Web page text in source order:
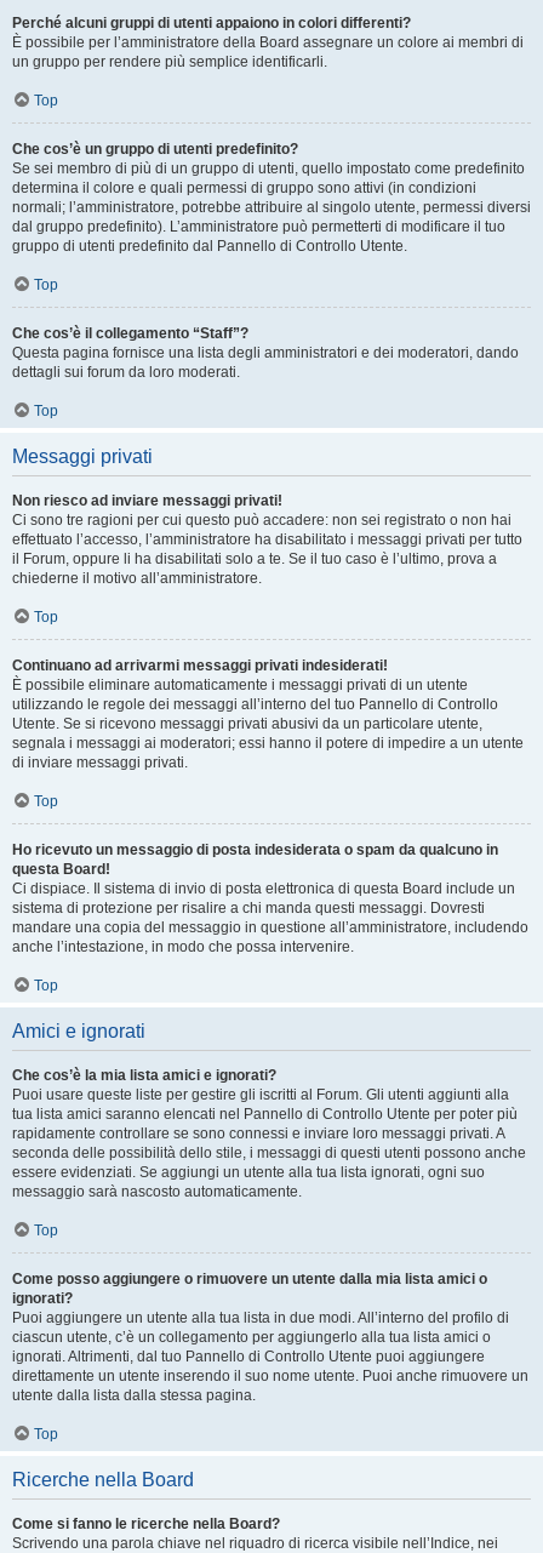
Perché alcuni gruppi di utenti appaiono in colori differenti?
È possibile per l’amministratore della Board assegnare un colore ai membri di
un gruppo per rendere più semplice identificarli.
Top
Che cos’è un gruppo di utenti predefinito?
Se sei membro di più di un gruppo di utenti, quello impostato come predefinito
determina il colore e quali permessi di gruppo sono attivi (in condizioni
normali; l’amministratore, potrebbe attribuire al singolo utente, permessi diversi
dal gruppo predefinito). L’amministratore può permetterti di modificare il tuo
gruppo di utenti predefinito dal Pannello di Controllo Utente.
Top
Che cos’è il collegamento “Staff”?
Questa pagina fornisce una lista degli amministratori e dei moderatori, dando
dettagli sui forum da loro moderati.
Top
Messaggi privati
Non riesco ad inviare messaggi privati!
Ci sono tre ragioni per cui questo può accadere: non sei registrato o non hai
effettuato l’accesso, l’amministratore ha disabilitato i messaggi privati per tutto
il Forum, oppure li ha disabilitati solo a te. Se il tuo caso è l’ultimo, prova a
chiederne il motivo all’amministratore.
Top
Continuano ad arrivarmi messaggi privati indesiderati!
È possibile eliminare automaticamente i messaggi privati ​​di un utente
utilizzando le regole dei messaggi all’interno del tuo Pannello di Controllo
Utente. Se si ricevono messaggi privati ​​abusivi da un particolare utente,
segnala i messaggi ai moderatori; essi hanno il potere di impedire a un utente
di inviare messaggi privati​​.
Top
Ho ricevuto un messaggio di posta indesiderata o spam da qualcuno in
questa Board!
Ci dispiace. Il sistema di invio di posta elettronica di questa Board include un
sistema di protezione per risalire a chi manda questi messaggi. Dovresti
mandare una copia del messaggio in questione all’amministratore, includendo
anche l’intestazione, in modo che possa intervenire.
Top
Amici e ignorati
Che cos’è la mia lista amici e ignorati?
Puoi usare queste liste per gestire gli iscritti al Forum. Gli utenti aggiunti alla
tua lista amici saranno elencati nel Pannello di Controllo Utente per poter più
rapidamente controllare se sono connessi e inviare loro messaggi privati. A
seconda delle possibilità dello stile, i messaggi di questi utenti possono anche
essere evidenziati. Se aggiungi un utente alla tua lista ignorati, ogni suo
messaggio sarà nascosto automaticamente.
Top
Come posso aggiungere o rimuovere un utente dalla mia lista amici o
ignorati?
Puoi aggiungere un utente alla tua lista in due modi. All’interno del profilo di
ciascun utente, c’è un collegamento per aggiungerlo alla tua lista amici o
ignorati. Altrimenti, dal tuo Pannello di Controllo Utente puoi aggiungere
direttamente un utente inserendo il suo nome utente. Puoi anche rimuovere un
utente dalla lista dalla stessa pagina.
Top
Ricerche nella Board
Come si fanno le ricerche nella Board?
Scrivendo una parola chiave nel riquadro di ricerca visibile nell’Indice, nei